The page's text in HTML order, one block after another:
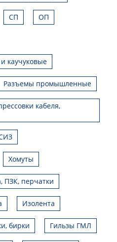
СП ОП
каучуковые
Разъемы промышленные
кабеля,
Хомуты
ПЗК, перчатки
Изолента
бирки Гильзы ГМЛ